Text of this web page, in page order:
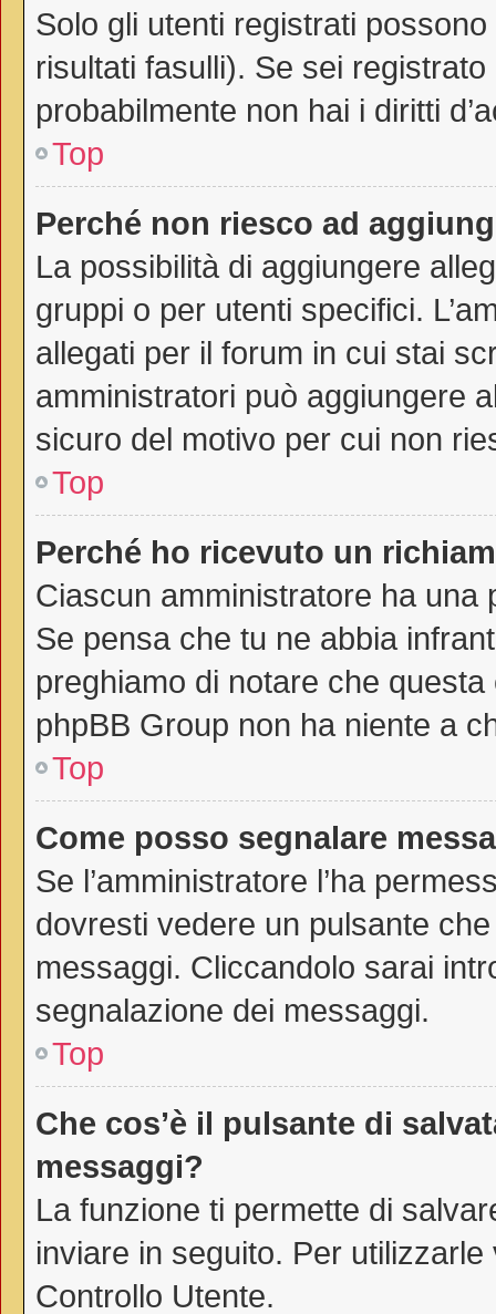
Solo gli utenti registrati
risultati fasulli). Se sei
probabilmente non hai i diritti
Top
Perché non riesco ad
La possibilità di aggiungere
gruppi o per utenti specifici.
allegati per il forum in cui stai
amministratori può aggiungere
sicuro del motivo per cui non
Top
Perché ho ricevuto un
Ciascun amministratore ha una
Se pensa che tu ne abbia
preghiamo di notare che
phpBB Group non ha niente a
Top
Come posso segnalare
Se l’amministratore l’ha
dovresti vedere un pulsante
messaggi. Cliccandolo sarai
segnalazione dei messaggi.
Top
Che cos’è il pulsante di
messaggi?
La funzione ti permette di
inviare in seguito. Per
Controllo Utente.